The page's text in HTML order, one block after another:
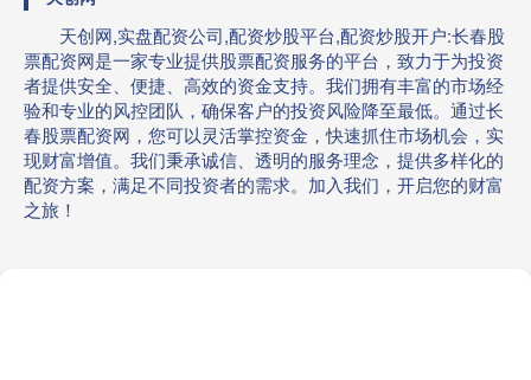
天创网,实盘配资公司,配资炒股平台,配资炒股开户:长春股
票配资网是一家专业提供股票配资服务的平台，致力于为投资
者提供安全、便捷、高效的资金支持。我们拥有丰富的市场经
验和专业的风控团队，确保客户的投资风险降至最低。通过长
春股票配资网，您可以灵活掌控资金，快速抓住市场机会，实
现财富增值。我们秉承诚信、透明的服务理念，提供多样化的
配资方案，满足不同投资者的需求。加入我们，开启您的财富
之旅！